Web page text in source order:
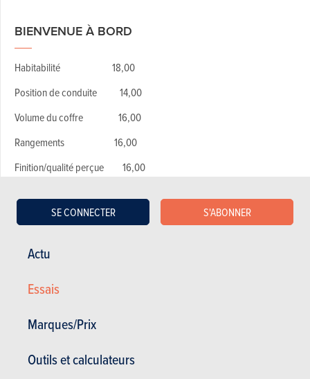
Actu
Essais
Marques/Prix
Outils et calculateurs
SE CONNECTER S'ABONNER
BIENVENUE À BORD
Habitabilité 18,00
Position de conduite 14,00
Volume du coffre 16,00
Rangements 16,00
Finition/qualité perçue 16,00
Moyenne/20 16,00
LA TECHNO
Ergonomie générale 14,00
Sécurité de série 17,00